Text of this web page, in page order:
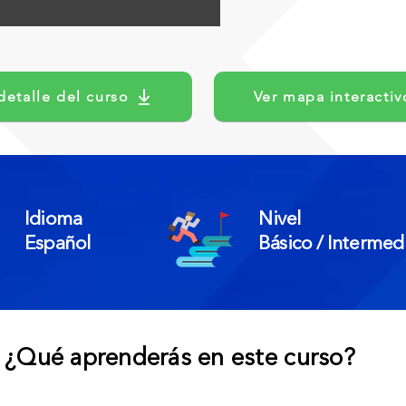
del curso Ver mapa
Idioma
Español
Nivel
Básico /
¿Qué aprenderás en este curso?